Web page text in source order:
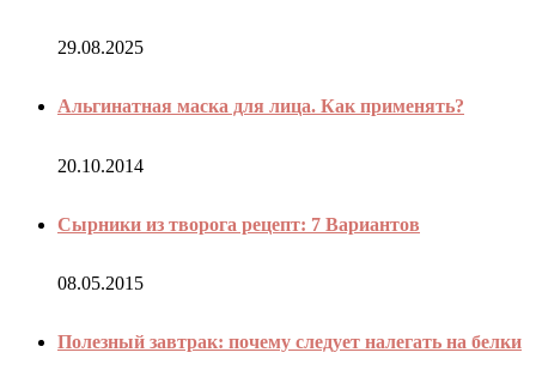
29.08.2025
Альгинатная маска для лица. Как применять?
20.10.2014
Сырники из творога рецепт: 7 Вариантов
08.05.2015
Полезный завтрак: почему следует налегать на белки